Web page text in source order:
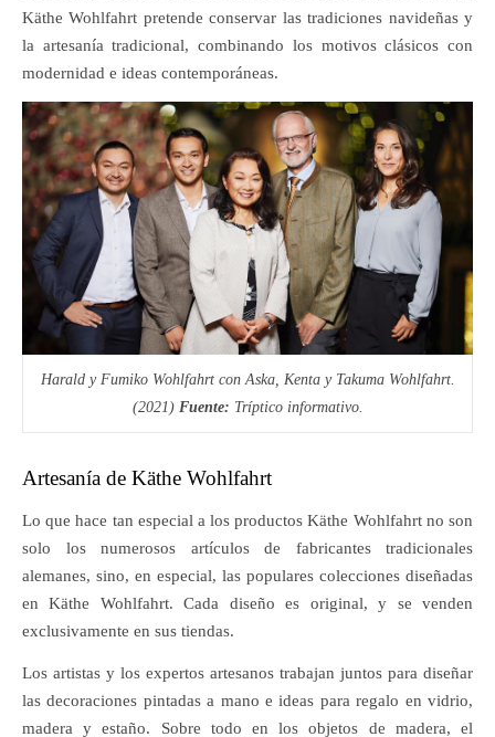
Käthe Wohlfahrt pretende conservar las tradiciones navideñas y
la artesanía tradicional, combinando los motivos clásicos con
modernidad e ideas contemporáneas.
Harald y Fumiko Wohlfahrt con Aska, Kenta y Takuma Wohlfahrt.
(2021) Fuente: Tríptico informativo.
Artesanía de Käthe Wohlfahrt
Lo que hace tan especial a los productos Käthe Wohlfahrt no son
solo los numerosos artículos de fabricantes tradicionales
alemanes, sino, en especial, las populares colecciones diseñadas
en Käthe Wohlfahrt. Cada diseño es original, y se venden
exclusivamente en sus tiendas.
Los artistas y los expertos artesanos trabajan juntos para diseñar
las decoraciones pintadas a mano e ideas para regalo en vidrio,
madera y estaño. Sobre todo en los objetos de madera, el